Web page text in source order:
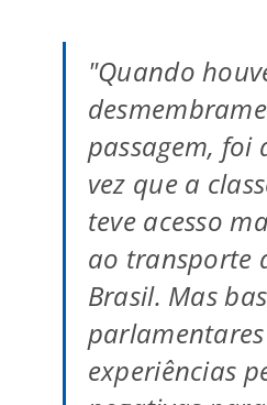
"Quando
passagem, foi
vez que a
teve acesso
ao transporte
Brasil. Mas
experiências